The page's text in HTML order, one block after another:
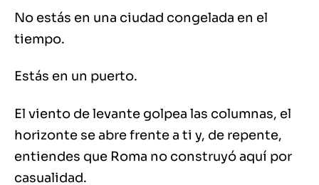
No estás en una ciudad congelada en el
tiempo.
Estás en un puerto.
El viento de levante golpea las columnas, el
horizonte se abre frente a ti y, de repente,
entiendes que Roma no construyó aquí por
casualidad.